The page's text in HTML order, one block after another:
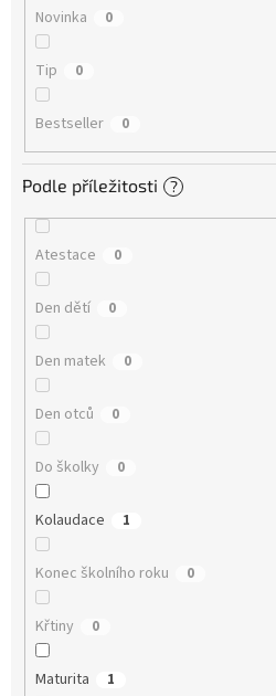
Novinka 0
Tip 0
Bestseller 0
Podle příležitosti ?
Atestace 0
Den dětí 0
Den matek 0
Den otců 0
Do školky 0
Kolaudace 1
Konec školního roku 0
Křtiny 0
Maturita 1